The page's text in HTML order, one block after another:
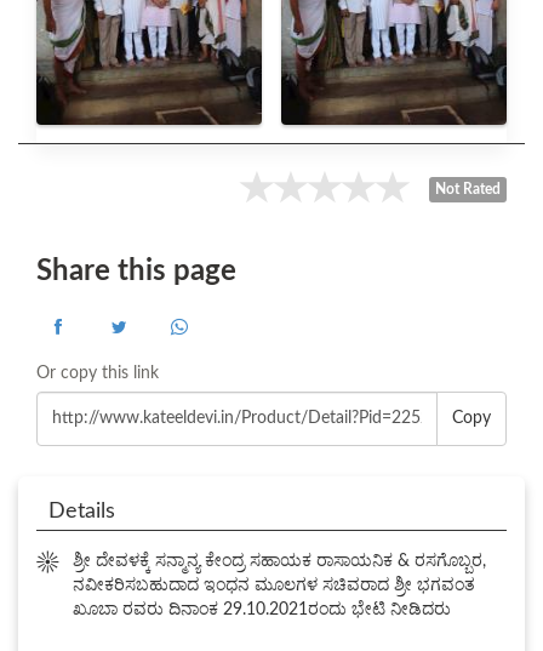
Not Rated
Share this page
Or copy this link
Copy
Details
☀
ಶ್ರೀ ದೇವಳಕ್ಕೆ ಸನ್ಮಾನ್ಯ ಕೇಂದ್ರ ಸಹಾಯಕ ರಾಸಾಯನಿಕ & ರಸಗೊಬ್ಬರ,
ನವೀಕರಿಸಬಹುದಾದ ಇಂಧನ ಮೂಲಗಳ ಸಚಿವರಾದ ಶ್ರೀ ಭಗವಂತ
ಖೂಬಾ ರವರು ದಿನಾಂಕ 29.10.2021ರಂದು ಭೇಟಿ ನೀಡಿದರು